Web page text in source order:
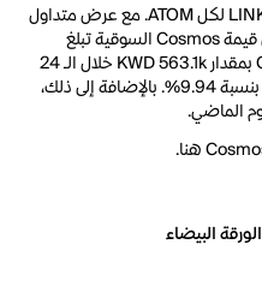
السعر الحالي لـ Cosmos هو LINK 0.1672 لكل ATOM. مع عرض متداول
يبلغ 523.6M ATOM، فإن هذا يعني أن قيمة Cosmos السوقية تبلغ
224.7M. انخفض حجم تداول Cosmos بمقدار KWD 563.1k خلال الـ 24
ساعة الماضية، وهو ما يمثل انخفاض بنسبة 9.94%. بالإضافة إلى ذلك،
الورقة البيضاء